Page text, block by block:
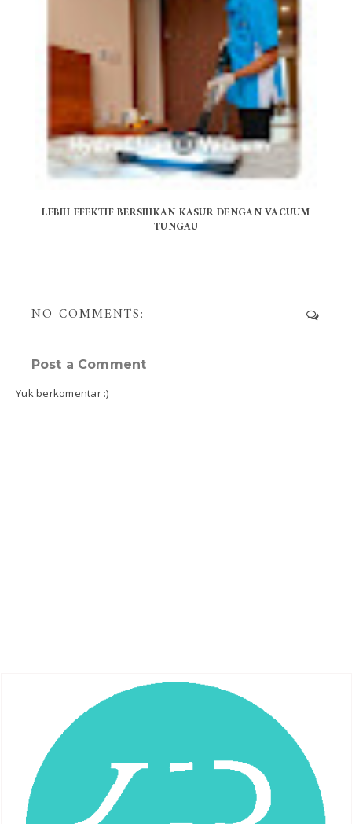
LEBIH EFEKTIF BERSIHKAN KASUR DENGAN VACUUM
TUNGAU
NO COMMENTS:
Post a Comment
Yuk berkomentar :)